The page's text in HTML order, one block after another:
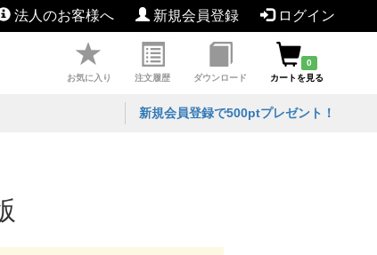
法人のお客様へ 新規会員登録 ログイン
お気に入り 注文履歴 ダウンロード
0
カートを見る
新規会員登録で500ptプレゼント！